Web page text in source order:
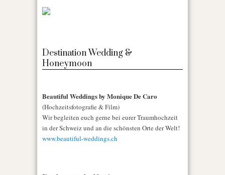
Destination Wedding &
Honeymoon
Beautiful Weddings by Monique De Caro
(Hochzeitsfotografie & Film)
Wir begleiten euch gerne bei eurer Traumhochzeit
in der Schweiz und an die schönsten Orte der Welt!
www.beautiful-weddings.ch